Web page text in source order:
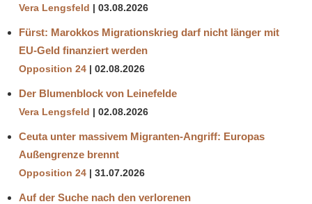
Vera Lengsfeld 03.08.2026
Fürst: Marokkos Migrationskrieg darf nicht länger mit
EU-Geld finanziert werden
Opposition 24 02.08.2026
Der Blumenblock von Leinefelde
Vera Lengsfeld 02.08.2026
Ceuta unter massivem Migranten-Angriff: Europas
Außengrenze brennt
Opposition 24 31.07.2026
Auf der Suche nach den verlorenen